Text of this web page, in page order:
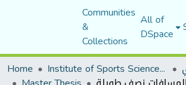
Communities
&
Collections
All of
DSpace
Home
Institute of Sports Sciences and Techniques